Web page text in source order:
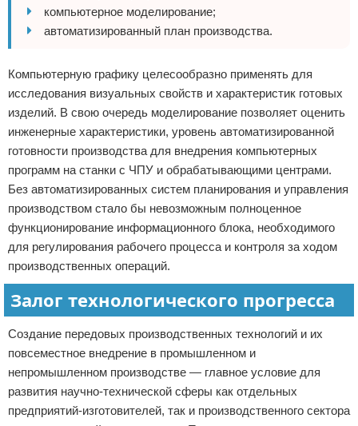
компьютерное моделирование;
автоматизированный план производства.
Компьютерную графику целесообразно применять для
исследования визуальных свойств и характеристик готовых
изделий. В свою очередь моделирование позволяет оценить
инженерные характеристики, уровень автоматизированной
готовности производства для внедрения компьютерных
программ на станки с ЧПУ и обрабатывающими центрами.
Без автоматизированных систем планирования и управления
производством стало бы невозможным полноценное
функционирование информационного блока, необходимого
для регулирования рабочего процесса и контроля за ходом
производственных операций.
Залог технологического прогресса
Создание передовых производственных технологий и их
повсеместное внедрение в промышленном и
непромышленном производстве — главное условие для
развития научно-технической сферы как отдельных
предприятий-изготовителей, так и производственного сектора